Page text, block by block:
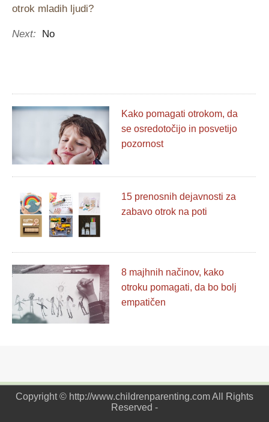
otrok mladih ljudi?
Next: No
Kako pomagati otrokom, da
se osredotočijo in posvetijo
pozornost
15 prenosnih dejavnosti za
zabavo otrok na poti
8 majhnih načinov, kako
otroku pomagati, da bo bolj
empatičen
Copyright © http://www.childrenparenting.com All Rights
Reserved -